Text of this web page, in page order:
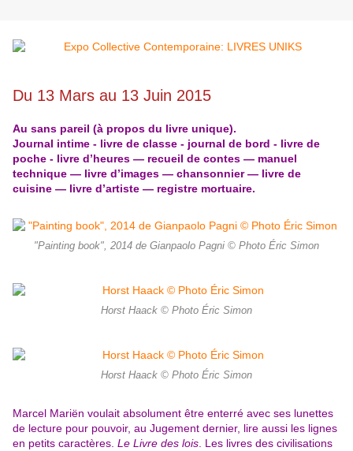
Du 13 Mars au 13 Juin 2015
Au sans pareil (à propos du livre unique).
Journal intime - livre de classe - journal de bord - livre de
poche - livre d’heures — recueil de contes — manuel
technique — livre d’images — chansonnier — livre de
cuisine — livre d’artiste — registre mortuaire.
"Painting book", 2014 de Gianpaolo Pagni © Photo Éric Simon
Horst Haack © Photo Éric Simon
Horst Haack © Photo Éric Simon
Marcel Mariën voulait absolument être enterré avec ses lunettes
de lecture pour pouvoir, au Jugement dernier, lire aussi les lignes
en petits caractères. Le Livre des lois . Les livres des civilisations